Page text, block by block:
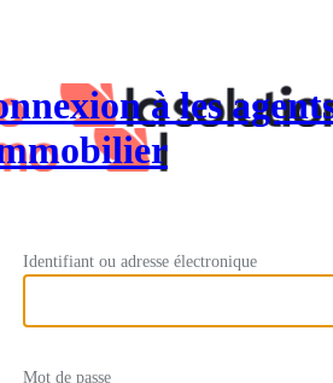
à les
Identifiant ou adresse électronique
Mot de passe